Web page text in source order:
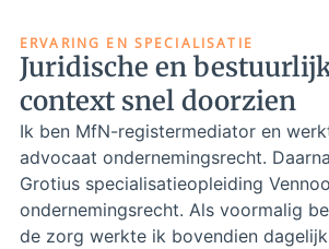
ERVARING EN SPECIALISATIE
Juridische en
context snel doorzien
Ik ben MfN-registermediator en
advocaat ondernemingsrecht.
Grotius specialisatieopleiding
ondernemingsrecht. Als voormalig
de zorg werkte ik bovendien